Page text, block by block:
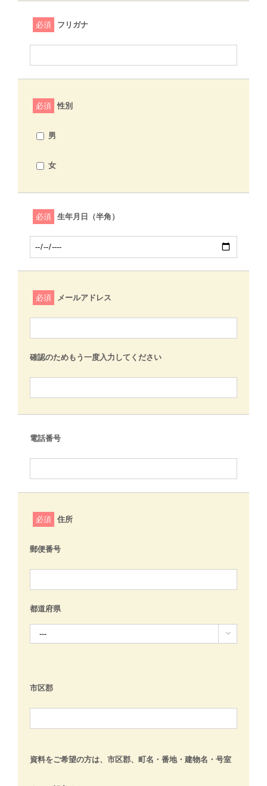
必須 フリガナ
必須 性別
男
女
必須 生年月日（半角）
必須 メールアドレス
確認のためもう一度入力してください
電話番号
必須 住所
郵便番号
都道府県

市区郡
資料をご希望の方は、市区郡、町名・番地・建物名・号室